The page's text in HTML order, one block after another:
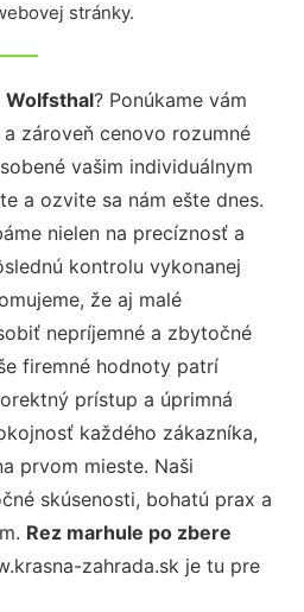
stránky.
Wolfsthal? Ponúkame vám
zároveň cenovo rozumné
vašim individuálnym
a ozvite sa nám ešte dnes.
nielen na precíznosť a
kontrolu vykonanej
že aj malé
nepríjemné a zbytočné
firemné hodnoty patrí
prístup a úprimná
každého zákazníka,
prvom mieste. Naši
skúsenosti, bohatú prax a
Rez marhule po zbere
zahrada.sk je tu pre